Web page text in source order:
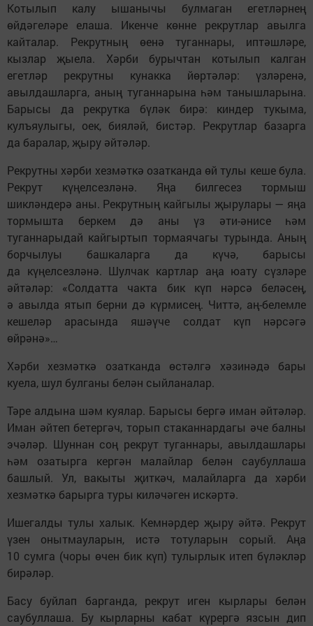
Котылып калу ышанычы булмаган егетләрнең
өйдәгеләре елаша. Икенче көнне рекрутлар авылга
кайталар. Рекрутның өенә туганнары, иптәшләре,
кызлар җыела. Хәрби бурычтан котылып калган
егетләр рекрутны кунакка йөртәләр: үзләренә,
авылдашларга, аның туганнарына һәм танышларына.
Барысы да рекрутка бүләк бирә: киндер тукыма,
кулъяулыгы, оек, бияләй, бистәр. Рекрутлар базарга
да баралар, җыру әйтәләр.
Рекрутны хәрби хезмәткә озатканда өй тулы кеше була.
Рекрут күңелсезләнә. Яңа билгесез тормыш
шикләндерә аны. Рекрутның кайгылы җырулары — яңа
тормышта беркем дә аны үз әти-әнисе һәм
туганнарыдай кайгыртып тормаячагы турында. Аның
борчылуы башкаларга да күчә, барысы
да күңелсезләнә. Шулчак картлар аңа юату сүзләре
әйтәләр: «Солдатта чакта бик күп нәрсә беләсең,
ә авылда ятып берни дә күрмисең. Читтә, аң-белемле
кешеләр арасында яшәүче солдат күп нәрсәгә
өйрәнә»…
Хәрби хезмәткә озатканда өстәлгә хәзинәдә бары
куела, шул булганы белән сыйланалар.
Тәре алдына шәм куялар. Барысы бергә иман әйтәләр.
Иман әйтеп бетергәч, торып стаканнардагы әче балны
эчәләр. Шуннан соң рекрут туганнары, авылдашлары
һәм озатырга кергән малайлар белән саубуллаша
башлый. Ул, вакыты җиткәч, малайларга да хәрби
хезмәткә барырга туры киләчәген искәртә.
Ишегалды тулы халык. Кемнәрдер җыру әйтә. Рекрут
үзен онытмауларын, истә тотуларын сорый. Аңа
10 сумга (чоры өчен бик күп) тулырлык итеп бүләкләр
бирәләр.
Басу буйлап барганда, рекрут иген кырлары белән
саубуллаша. Бу кырларны кабат күрергә язсын дип